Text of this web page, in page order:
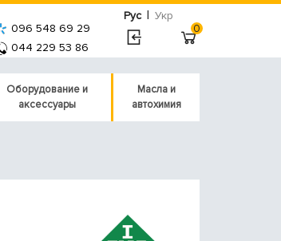
Рус | Укр
096 548 69 29
044 229 53 86
0
Оборудование и
аксессуары
Масла и
автохимия